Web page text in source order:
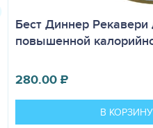
Бест Диннер
повышенной
280.00₽
В КОРЗИНУ